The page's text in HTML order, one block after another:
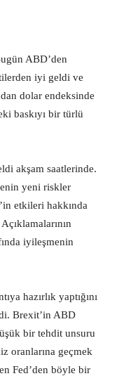
ABD’den
iyi geldi ve
dolar endeksinde
baskıyı bir türlü
akşam saatlerinde.
yeni riskler
etkileri hakkında
iyileşmenin
hazırlık yaptığını
Brexit’in ABD
bir tehdit unsuru
oranlarına geçmek
Fed’den böyle bir